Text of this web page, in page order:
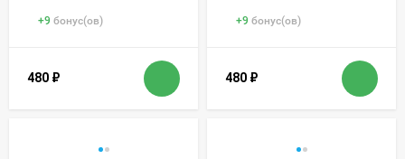
+9 бонус(ов)
480 ₽
+9 бонус(ов)
480 ₽